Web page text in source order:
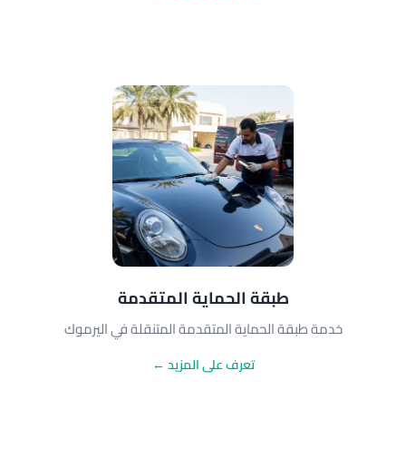
طبقة الحماية المتقدمة
خدمة طبقة الحماية المتقدمة المتنقلة في اليرموك
تعرف على المزيد ←